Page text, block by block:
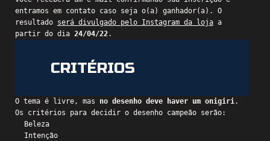
entramos em contato caso seja o(a) ganhador(a). O
resultado será divulgado pelo Instagram da loja a
partir do dia 24/04/22.
CRITÉRIOS
O tema é livre, mas no desenho deve haver um onigiri.
Os critérios para decidir o desenho campeão serão:
Beleza
Intenção